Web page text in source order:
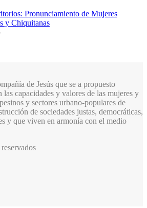
Pronunciamiento de Mujeres
y Chiquitanas
de Jesús que se a propuesto
capacidades y valores de las mujeres y
y sectores urbano-populares de
de sociedades justas, democráticas,
y que viven en armonía con el medio